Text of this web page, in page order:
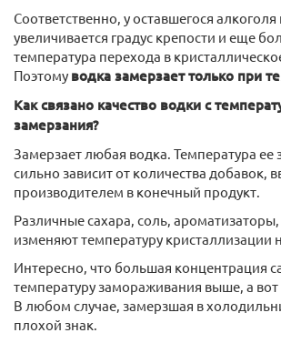
Соответственно, у оставшегося
увеличивается градус крепости и еще
температура перехода в
Поэтому водка замерзает только при
Как связано качество водки с
замерзания?
Замерзает любая водка. Температура ее
сильно зависит от количества добавок,
производителем в конечный продукт.
Различные сахара, соль, ароматизаторы,
изменяют температуру кристаллизации
Интересно, что большая концентрация
температуру замораживания выше, а
В любом случае, замерзшая в
плохой знак.